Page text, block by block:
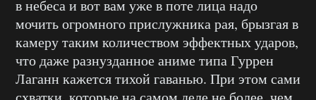
в небеса и вот вам уже в поте лица надо
мочить огромного прислужника рая, брызгая в
камеру таким количеством эффектных ударов,
что даже разнузданное аниме типа Гуррен
Лаганн кажется тихой гаванью. При этом сами